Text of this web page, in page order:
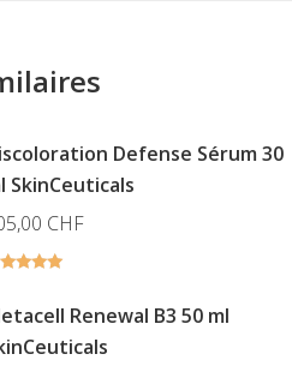
Defense Sérum 30
SkinCeuticals
CHF
Renewal B3 50 ml